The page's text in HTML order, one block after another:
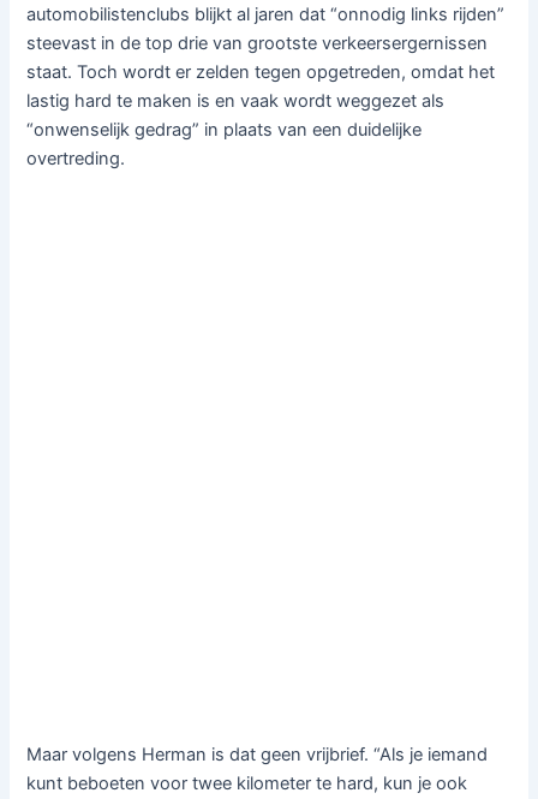
automobilistenclubs blijkt al jaren dat “onnodig links rijden”
steevast in de top drie van grootste verkeersergernissen
staat. Toch wordt er zelden tegen opgetreden, omdat het
lastig hard te maken is en vaak wordt weggezet als
“onwenselijk gedrag” in plaats van een duidelijke
overtreding.
Maar volgens Herman is dat geen vrijbrief. “Als je iemand
kunt beboeten voor twee kilometer te hard, kun je ook